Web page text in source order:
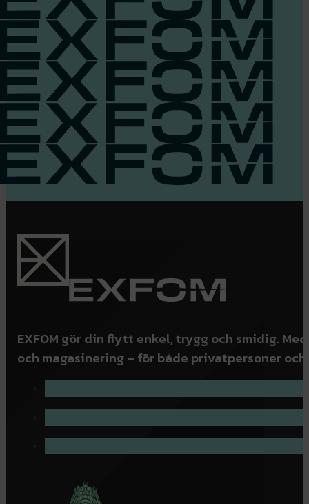
EXFOM gör din flytt enkel, trygg och smidig.
och magasinering – för både privatpersoner